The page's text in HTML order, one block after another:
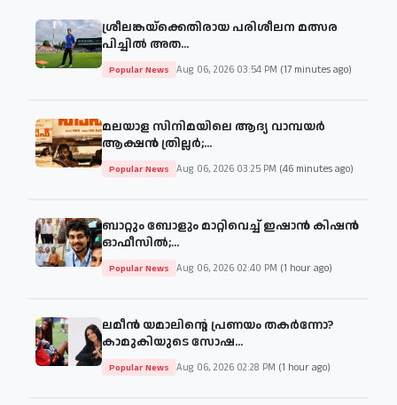
ശ്രീലങ്കയ്‌ക്കെതിരായ പരിശീലന മത്സര
പിച്ചിൽ അത...
Popular News Aug 06, 2026 03:54 PM (17 minutes ago)
മലയാള സിനിമയിലെ ആദ്യ വാമ്പയർ
ആക്ഷൻ ത്രില്ലർ;...
Popular News Aug 06, 2026 03:25 PM (46 minutes ago)
ബാറ്റും ബോളും മാറ്റിവെച്ച് ഇഷാൻ കിഷൻ
ഓഫീസിൽ;...
Popular News Aug 06, 2026 02:40 PM (1 hour ago)
ലമീൻ യമാലിന്റെ പ്രണയം തകർന്നോ?
കാമുകിയുടെ സോഷ...
Popular News Aug 06, 2026 02:28 PM (1 hour ago)